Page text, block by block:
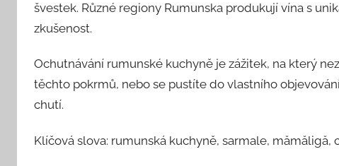
švestek. Různé regiony Rumunska produkují vína s
zkušenost.
Ochutnávání rumunské kuchyně je zážitek, na který
těchto pokrmů, nebo se pustíte do vlastního
chutí.
Klíčová slova: rumunská kuchyně, sarmale, mămăligă,